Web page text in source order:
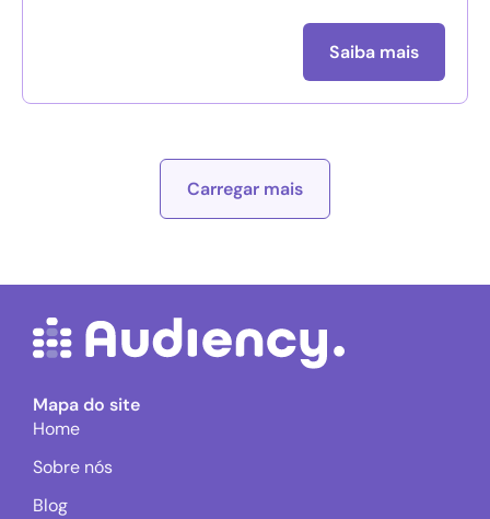
Saiba mais
Carregar mais
Mapa do site
Home
Sobre nós
Blog